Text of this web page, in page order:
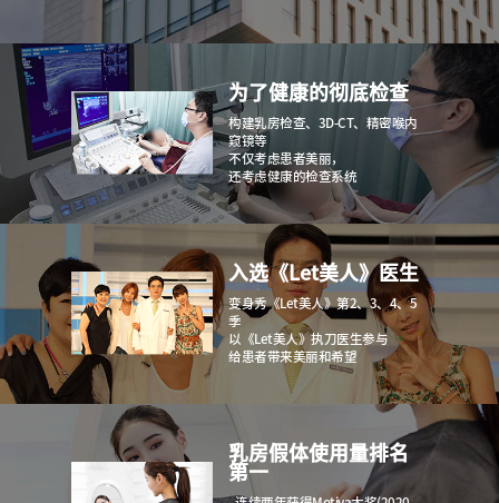
为了健康的彻底检查
构建乳房检查、3D-CT、精密喉内
窥镜等
不仅考虑患者美丽，
还考虑健康的检查系统
入选《Let美人》医生
变身秀《Let美人》第2、3、4、5
季
以《Let美人》执刀医生参与
给患者带来美丽和希望
乳房假体使用量排名
第一